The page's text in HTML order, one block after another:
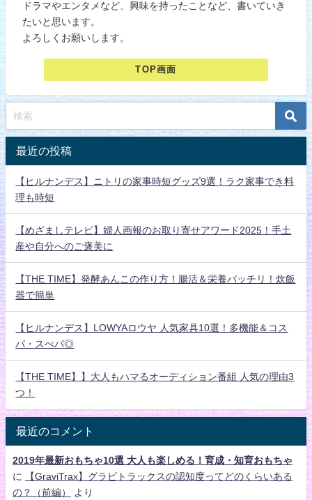
ドラマやエンタメなど、興味を持ったことなど、書いていき
たいと思います。
よろしくお願いします。
TOP画面
最近の投稿
【ヒルナンデス】ニトリの家事時短グッズ9選！ラク家事でき料
理も時短
【めざましテレビ】婦人画報のお取り寄せアワード2025！手土
産や自分へのご褒美に
【THE TIME】発酵あんこの作り方！腸活＆栄養バッチリ！炊飯
器で簡単
【ヒルナンデス】LOWYAロウヤ 人気家具10選！多機能＆コス
パ・スぺパ◎
【THE TIME】】大人もハマるオーディション番組 人気の理由3
つ！
最近のコメント
2019年最新おもちゃ10選 大人も楽しめる！育成・知育おもちゃ
に
【GraviTrax】グラビトラックスの認知度ってどのくらいある
の？（前編）
より